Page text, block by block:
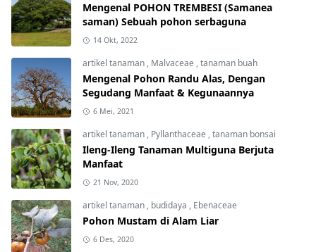
Mengenal POHON TREMBESI (Samanea
saman) Sebuah pohon serbaguna
14 Okt, 2022
artikel tanaman , Malvaceae ,tanaman buah
Mengenal Pohon Randu Alas, Dengan
Segudang Manfaat & Kegunaannya
6 Mei, 2021
artikel tanaman , Pyllanthaceae ,tanaman bonsai
Ileng-Ileng Tanaman Multiguna Berjuta
Manfaat
21 Nov, 2020
artikel tanaman , budidaya , Ebenaceae
Pohon Mustam di Alam Liar
6 Des, 2020